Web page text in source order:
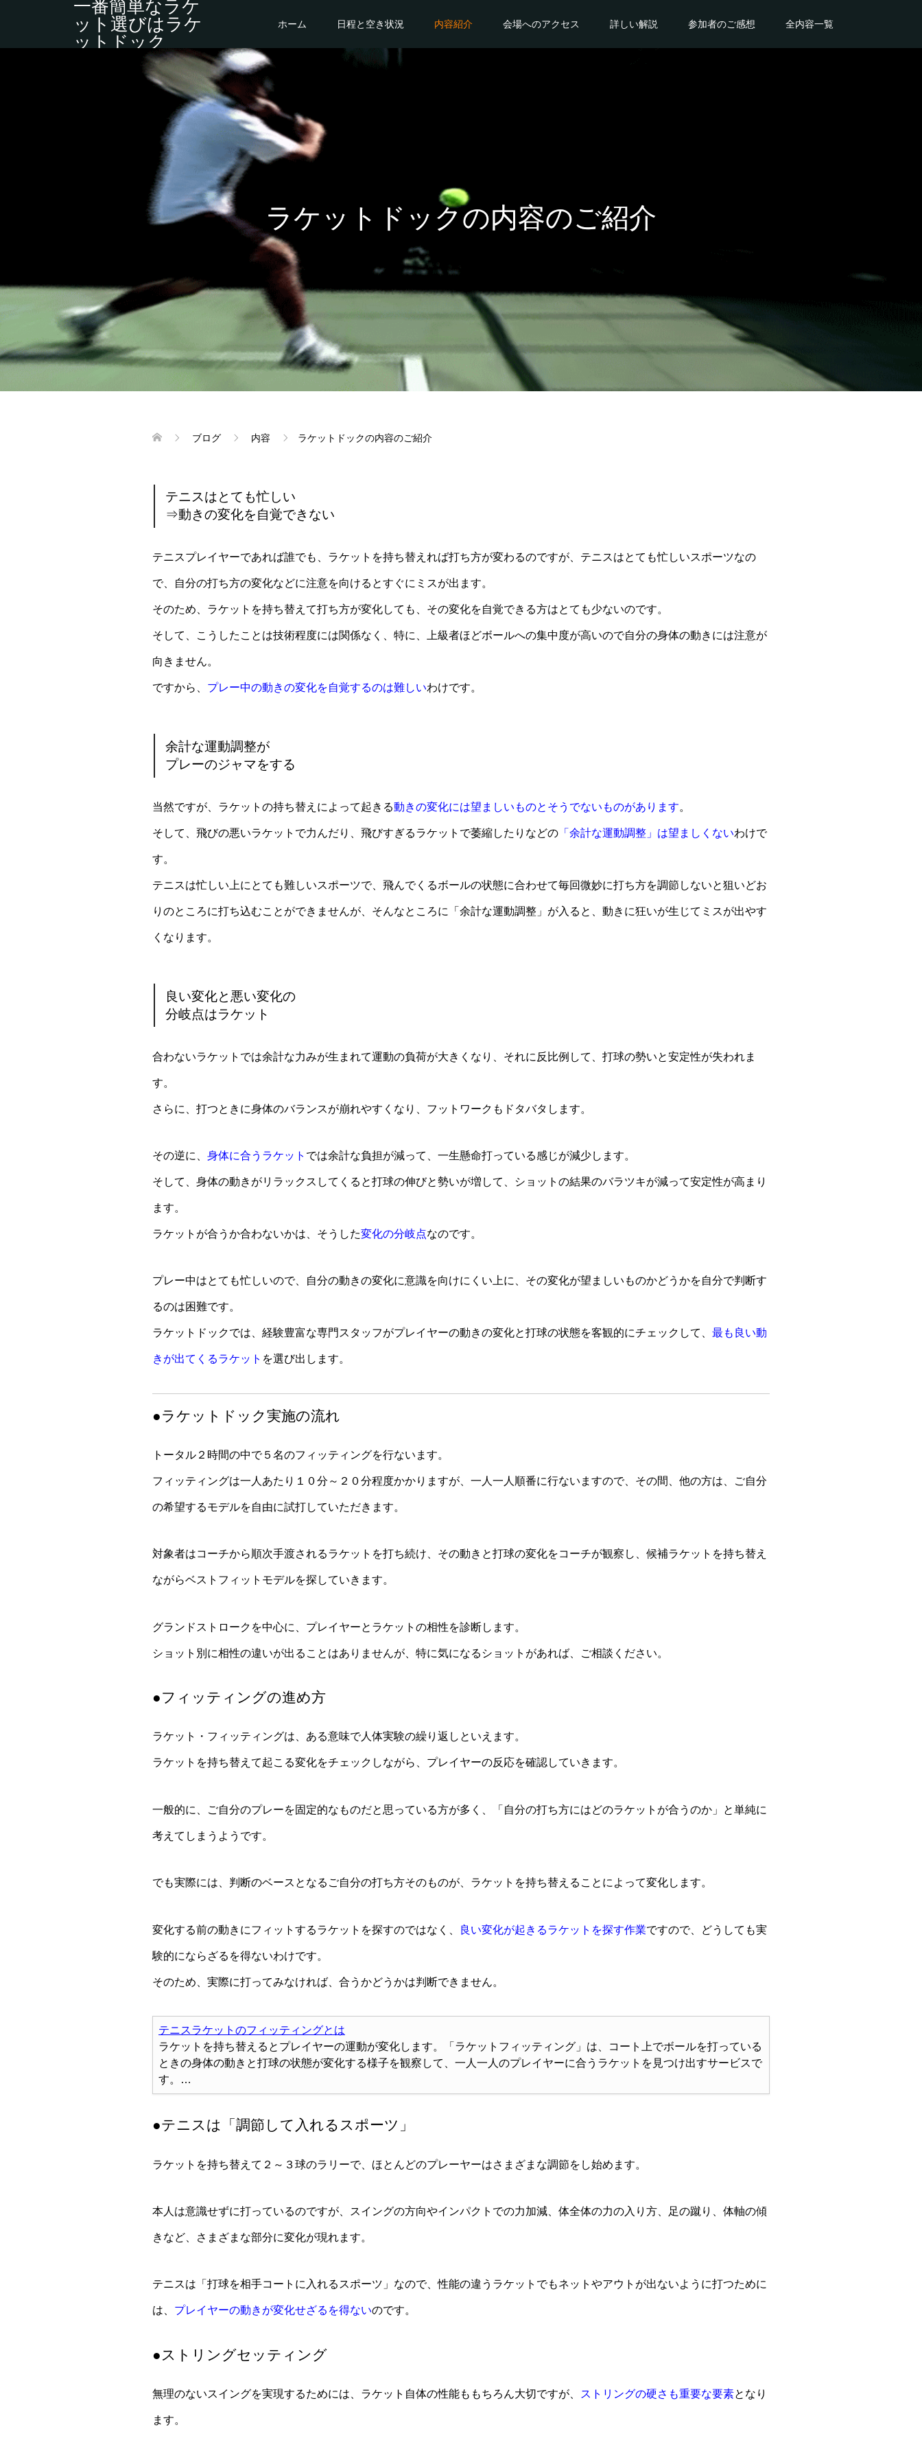
一番簡単なラケ
ット選びはラケ
ットドック
ホーム 日程と空き状況 内容紹介 会場へのアクセス 詳しい解説 参加者のご感想 全内容一覧
ラケットドックの内容のご紹介
ブログ 内容 ラケットドックの内容のご紹介
テニスはとても忙しい
⇒動きの変化を自覚できない
テニスプレイヤーであれば誰でも、ラケットを持ち替えれば打ち方が変わるのですが、テニスはとても忙しいスポーツなの
で、自分の打ち方の変化などに注意を向けるとすぐにミスが出ます。
そのため、ラケットを持ち替えて打ち方が変化しても、その変化を自覚できる方はとても少ないのです。
そして、こうしたことは技術程度には関係なく、特に、上級者ほどボールへの集中度が高いので自分の身体の動きには注意が
向きません。
ですから、 プレー中の動きの変化を自覚するのは難しいわけです。
余計な運動調整が
プレーのジャマをする
当然ですが、ラケットの持ち替えによって起きる動きの変化には望ましいものとそうでないものがあります。
そして、飛びの悪いラケットで力んだり、飛びすぎるラケットで萎縮したりなどの 「余計な運動調整」は望ましくないわけで
す。
テニスは忙しい上にとても難しいスポーツで、飛んでくるボールの状態に合わせて毎回微妙に打ち方を調節しないと狙いどお
りのところに打ち込むことができませんが、そんなところに「余計な運動調整」が入ると、動きに狂いが生じてミスが出やす
くなります。
良い変化と悪い変化の
分岐点はラケット
合わないラケットでは余計な力みが生まれて運動の負荷が大きくなり、それに反比例して、打球の勢いと安定性が失われま
す。
さらに、打つときに身体のバランスが崩れやすくなり、フットワークもドタバタします。
その逆に、 身体に合うラケット では余計な負担が減って、一生懸命打っている感じが減少します。
そして、身体の動きがリラックスしてくると打球の伸びと勢いが増して、ショットの結果のバラツキが減って安定性が高まり
ます。
ラケットが合うか合わないかは、そうした変化の分岐点なのです。
プレー中はとても忙しいので、自分の動きの変化に意識を向けにくい上に、その変化が望ましいものかどうかを自分で判断す
るのは困難です。
ラケットドックでは、経験豊富な専門スタッフがプレイヤーの動きの変化と打球の状態を客観的にチェックして、 最も良い動
きが出てくるラケット を選び出します。
●ラケットドック実施の流れ
トータル２時間の中で５名のフィッティングを行ないます。
フィッティングは一人あたり１０分～２０分程度かかりますが、一人一人順番に行ないますので、その間、他の方は、ご自分
の希望するモデルを自由に試打していただきます。
対象者はコーチから順次手渡されるラケットを打ち続け、その動きと打球の変化をコーチが観察し、候補ラケットを持ち替え
ながらベストフィットモデルを探していきます。
グランドストロークを中心に、プレイヤーとラケットの相性を診断します。
ショット別に相性の違いが出ることはありませんが、特に気になるショットがあれば、ご相談ください。
●フィッティングの進め方
ラケット・フィッティングは、ある意味で人体実験の繰り返しといえます。
ラケットを持ち替えて起こる変化をチェックしながら、プレイヤーの反応を確認していきます。
一般的に、ご自分のプレーを固定的なものだと思っている方が多く、「自分の打ち方にはどのラケットが合うのか」と単純に
考えてしまうようです。
でも実際には、判断のベースとなるご自分の打ち方そのものが、ラケットを持ち替えることによって変化します。
変化する前の動きにフィットするラケットを探すのではなく、 良い変化が起きるラケットを探す作業ですので、どうしても実
験的にならざるを得ないわけです。
そのため、実際に打ってみなければ、合うかどうかは判断できません。
テニスラケットのフィッティングとは
ラケットを持ち替えるとプレイヤーの運動が変化します。「ラケットフィッティング」は、コート上でボールを打っている
ときの身体の動きと打球の状態が変化する様子を観察して、一人一人のプレイヤーに合うラケットを見つけ出すサービスで
す。…
●テニスは「調節して入れるスポーツ」
ラケットを持ち替えて２～３球のラリーで、ほとんどのプレーヤーはさまざまな調節をし始めます。
本人は意識せずに打っているのですが、スイングの方向やインパクトでの力加減、体全体の力の入り方、足の蹴り、体軸の傾
きなど、さまざまな部分に変化が現れます。
テニスは「打球を相手コートに入れるスポーツ」なので、性能の違うラケットでもネットやアウトが出ないように打つために
は、 プレイヤーの動きが変化せざるを得ないのです。
●ストリングセッティング
無理のないスイングを実現するためには、ラケット自体の性能ももちろん大切ですが、 ストリングの硬さも重要な要素となり
ます。